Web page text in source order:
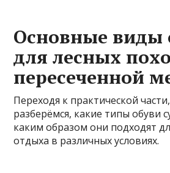
Основные виды
для лесных
пересеченной
Переходя к практической
разберёмся, какие типы обуви
каким образом они подходят
отдыха в различных условиях.